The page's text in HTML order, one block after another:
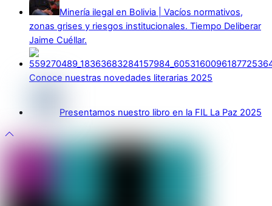
Minería ilegal en Bolivia | Vacíos normativos,
zonas grises y riesgos institucionales. Tiempo Deliberar
Jaime Cuéllar.
Conoce nuestras novedades literarias 2025
Presentamos nuestro libro en la FIL La Paz 2025